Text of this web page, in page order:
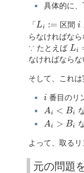
具体的に
「 Li :=
Li 区間ii
らなければな
∵ たとえば Li
L =
なければなら
そして、これ
i番目のリ
Ai < Bi
Ai Bi
Ai > Bi
Ai B
よって、取る
元の問題